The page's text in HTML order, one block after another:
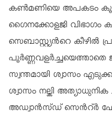
കണ്‍മണിയെ അപകടം
ഗൈനക്കോളജി
സെബാസ്റ്റ്യന്‍റെ കീഴില്‍
പൂര്‍ണ്ണവളര്‍ച്ചയെത്താതെ
സ്വന്തമായി ശ്വാസം
ശ്വാസം നല്കി
അഡ്വാന്‍സ്ഡ് സെന്‍റ്ര്‍